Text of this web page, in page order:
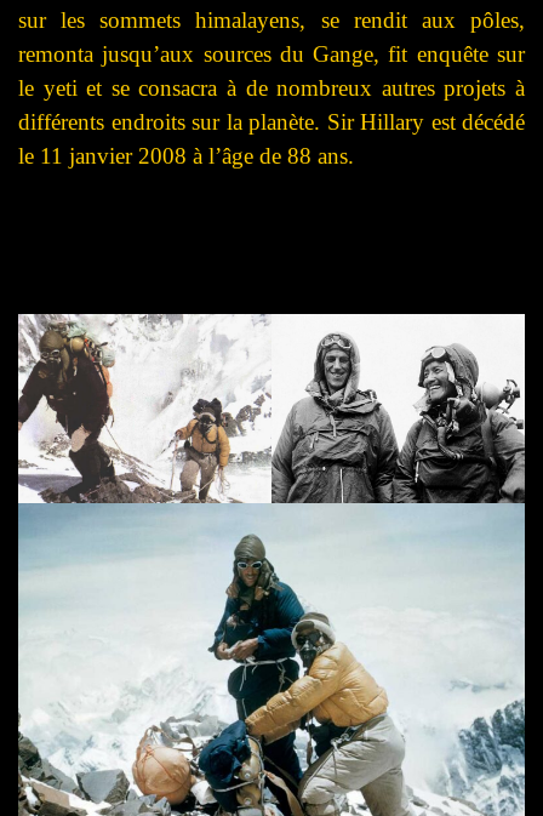
sur les sommets himalayens, se rendit aux pôles,
remonta jusqu’aux sources du Gange, fit enquête sur
le yeti et se consacra à de nombreux autres projets à
différents endroits sur la planète. Sir Hillary est décédé
le 11 janvier 2008 à l’âge de 88 ans.